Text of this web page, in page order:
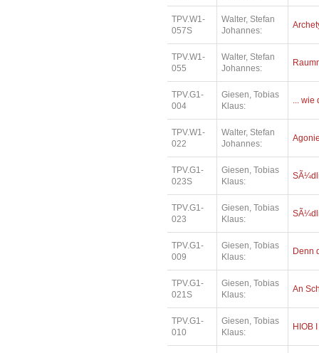
TPV.W1-
057S
Walter, Stefan
Johannes:
TPV.W1-
055
Walter, Stefan
Johannes:
TPV.G1-
004
Giesen, Tobias
Klaus:
... wie
TPV.W1-
022
Walter, Stefan
Johannes:
TPV.G1-
023S
Giesen, Tobias
Klaus:
TPV.G1-
023
Giesen, Tobias
Klaus:
TPV.G1-
009
Giesen, Tobias
Klaus:
Denn
TPV.G1-
021S
Giesen, Tobias
Klaus:
An
TPV.G1-
010
Giesen, Tobias
Klaus:
HIOB I